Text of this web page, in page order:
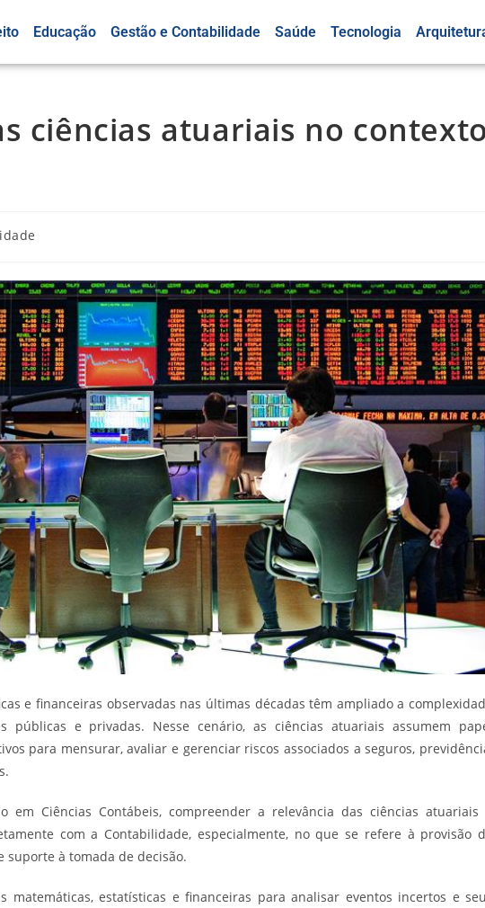
Educação Gestão e Contabilidade Saúde Tecnologia
ciências atuariais no contexto
e financeiras observadas nas últimas décadas têm ampliado a
públicas e privadas. Nesse cenário, as ciências atuariais assumem
para mensurar, avaliar e gerenciar riscos associados a seguros,
em Ciências Contábeis, compreender a relevância das ciências atuariais
com a Contabilidade, especialmente, no que se refere à provisão
suporte à tomada de decisão.
matemáticas, estatísticas e financeiras para analisar eventos incertos e